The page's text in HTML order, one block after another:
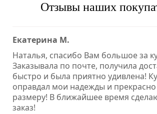
Отзывы наших
Екатерина М.
Наталья, спасибо Вам большое за
Заказывала по почте, получила
быстро и была приятно удивлена!
оправдал мои надежды и
размеру! В ближайшее время
заказ!